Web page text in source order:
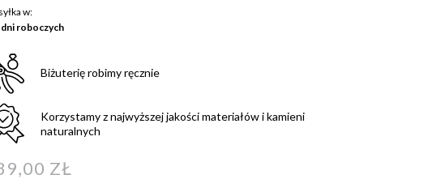
w:
roboczych
Biżuterię robimy ręcznie
Korzystamy z najwyższej jakości materiałów i kamieni
naturalnych
ZŁ